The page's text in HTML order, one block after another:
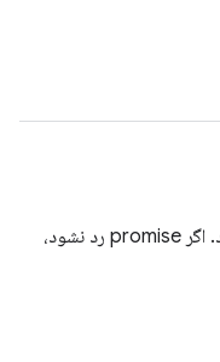
پس از اتمام لغو ثبت، برطرف می‌شود. اگر promise رد نشود،